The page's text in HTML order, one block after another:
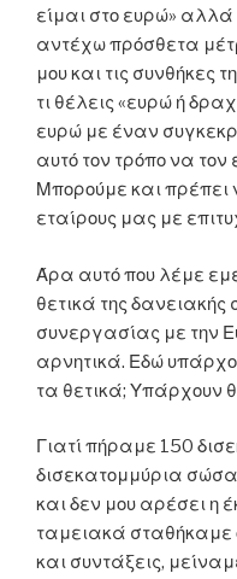
είμαι στο ευρώ» αλλά
αντέχω πρόσθετα
μου και τις συνθήκες
τι θέλεις «ευρώ ή
ευρώ με έναν
αυτό τον τρόπο να
Μπορούμε και πρέπει
εταίρους μας με
Άρα αυτό που λέμε
θετικά της δανειακής
συνεργασίας με την
αρνητικά. Εδώ
τα θετικά; Υπάρχουν
Γιατί πήραμε 150
δισεκατομμύρια
και δεν μου αρέσει
ταμειακά σταθήκαμε
και συντάξεις,